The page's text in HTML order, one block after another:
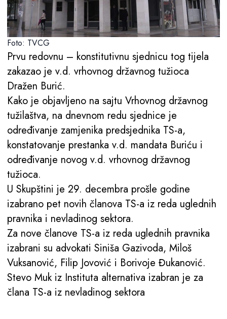
Foto: TVCG
Prvu redovnu – konstitutivnu sjednicu tog tijela
zakazao je v.d. vrhovnog državnog tužioca
Dražen Burić.
Kako je objavljeno na sajtu Vrhovnog državnog
tužilaštva, na dnevnom redu sjednice je
određivanje zamjenika predsjednika TS-a,
konstatovanje prestanka v.d. mandata Buriću i
određivanje novog v.d. vrhovnog državnog
tužioca.
U Skupštini je 29. decembra prošle godine
izabrano pet novih članova TS-a iz reda uglednih
pravnika i nevladinog sektora.
Za nove članove TS-a iz reda uglednih pravnika
izabrani su advokati Siniša Gazivoda, Miloš
Vuksanović, Filip Jovović i Borivoje Đukanović.
Stevo Muk iz Instituta alternativa izabran je za
člana TS-a iz nevladinog sektora